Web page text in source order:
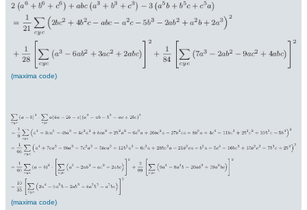
(maxima code)
(maxima code)